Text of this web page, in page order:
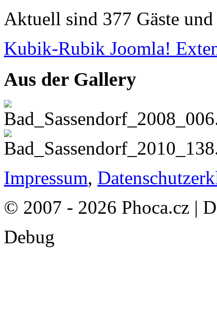
Aktuell sind 377 Gäste
Kubik-Rubik Joomla!
Aus der Gallery
Impressum,
© 2007 - 2026 Phoca.cz |
Debug